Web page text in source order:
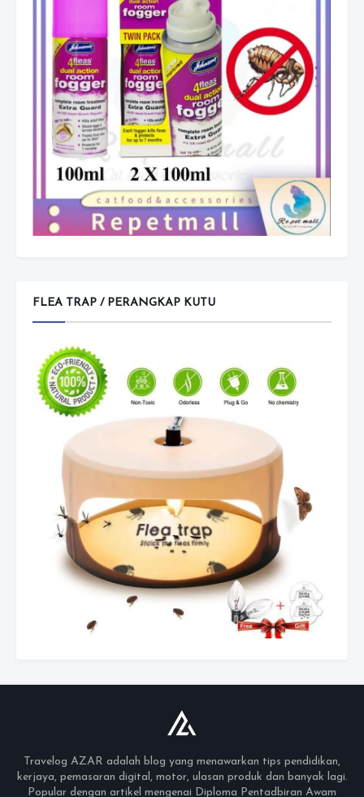
FLEA TRAP / PERANGKAP KUTU
Travelog AZAR adalah blog yang menawarkan tips pendidikan,
kerjaya, pemasaran digital, motor, ulasan produk dan banyak lagi.
Popular dengan artikel mengenai Diploma Pentadbiran Awam